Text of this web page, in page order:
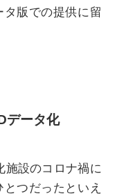
版での提供に留
データ化
施設のコロナ禍に
つだったといえ